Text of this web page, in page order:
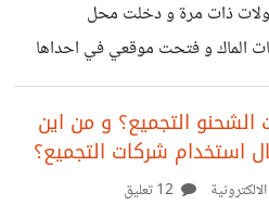
لو اردت إضافة المزيد من
لنفس
ذات مرة و دخلت محل
الماك و فتحت موقعي في احداها
في الموقعي وواصلت تصفح
لمتجر عربي تظهر به امرءة ؟ اليس
؟
التجميع؟ و من اين
استخدام شركات التجميع؟